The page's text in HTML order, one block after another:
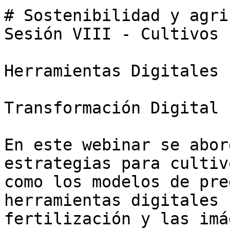
# Sostenibilidad y
Sesión VIII -
Herramientas Digitales
Transformación Digital
En este webinar se
estrategias para
como los modelos de
herramientas digitales
fertilización y las